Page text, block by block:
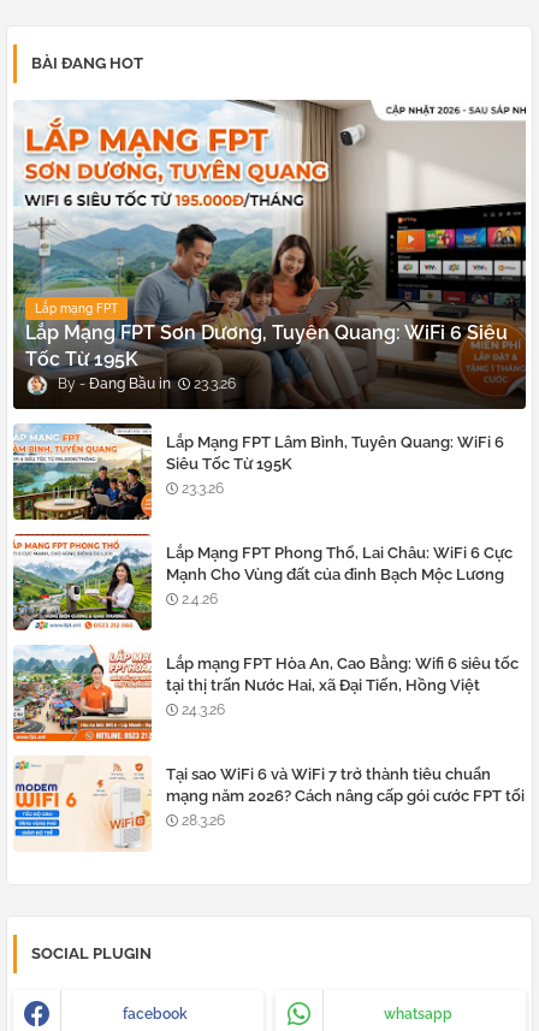
BÀI ĐANG HOT
Lắp mạng FPT
Lắp Mạng FPT Sơn Dương, Tuyên Quang: WiFi 6 Siêu
Tốc Từ 195K
Đang Bầu 23.3.26
Lắp Mạng FPT Lâm Bình, Tuyên Quang: WiFi 6
Siêu Tốc Từ 195K
23.3.26
Lắp Mạng FPT Phong Thổ, Lai Châu: WiFi 6 Cực
Mạnh Cho Vùng đất của đỉnh Bạch Mộc Lương
Tử2.4.26
Lắp mạng FPT Hòa An, Cao Bằng: Wifi 6 siêu tốc
tại thị trấn Nước Hai, xã Đại Tiến, Hồng Việt
24.3.26
Tại sao WiFi 6 và WiFi 7 trở thành tiêu chuẩn
mạng năm 2026? Cách nâng cấp gói cước FPT tối
ưu28.3.26
SOCIAL PLUGIN
facebook whatsapp